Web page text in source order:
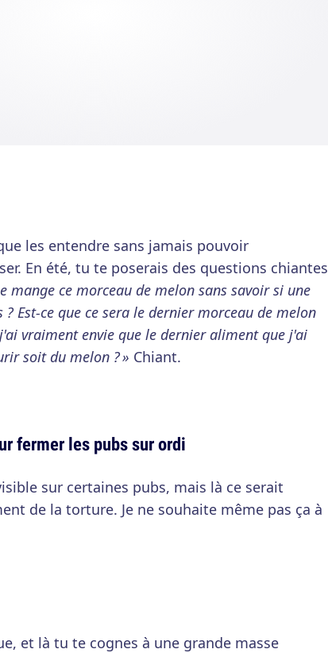
les entendre sans jamais pouvoir
En été, tu te poserais des questions chiantes
mange ce morceau de melon sans savoir si une
? Est-ce que ce sera le dernier morceau de melon
vraiment envie que le dernier aliment que j'ai
soit du melon ? » Chiant.
fermer les pubs sur ordi
sur certaines pubs, mais là ce serait
de la torture. Je ne souhaite même pas ça à
et là tu te cognes à une grande masse